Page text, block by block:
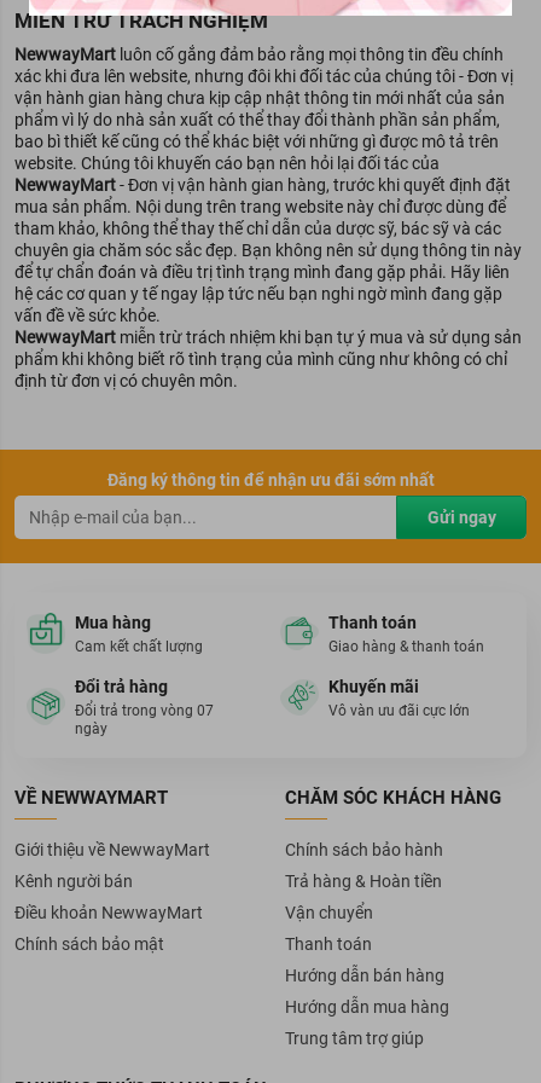
MIỄN TRỪ TRÁCH NGHIỆM
NewwayMart luôn cố gắng đảm bảo rằng mọi thông tin đều chính
xác khi đưa lên website, nhưng đôi khi đối tác của chúng tôi - Đơn vị
vận hành gian hàng chưa kịp cập nhật thông tin mới nhất của sản
phẩm vì lý do nhà sản xuất có thể thay đổi thành phần sản phẩm,
bao bì thiết kế cũng có thể khác biệt với những gì được mô tả trên
website. Chúng tôi khuyến cáo bạn nên hỏi lại đối tác của
NewwayMart- Đơn vị vận hành gian hàng, trước khi quyết định đặt
mua sản phẩm. Nội dung trên trang website này chỉ được dùng để
tham khảo, không thể thay thế chỉ dẫn của dược sỹ, bác sỹ và các
chuyên gia chăm sóc sắc đẹp. Bạn không nên sử dụng thông tin này
để tự chẩn đoán và điều trị tình trạng mình đang gặp phải. Hãy liên
hệ các cơ quan y tế ngay lập tức nếu bạn nghi ngờ mình đang gặp
vấn đề về sức khỏe.
NewwayMart miễn trừ trách nhiệm khi bạn tự ý mua và sử dụng sản
phẩm khi không biết rõ tình trạng của mình cũng như không có chỉ
định từ đơn vị có chuyên môn.
Đăng ký thông tin để nhận ưu đãi sớm nhất
Gửi ngay
Mua hàng
Cam kết chất lượng
Thanh toán
Giao hàng & thanh toán
Đổi trả hàng
Đổi trả trong vòng 07
ngày
Khuyến mãi
Vô vàn ưu đãi cực lớn
VỀ NEWWAYMART
Giới thiệu về NewwayMart
Kênh người bán
Điều khoản NewwayMart
Chính sách bảo mật
CHĂM SÓC KHÁCH HÀNG
Chính sách bảo hành
Trả hàng & Hoàn tiền
Vận chuyển
Thanh toán
Hướng dẫn bán hàng
Hướng dẫn mua hàng
Trung tâm trợ giúp